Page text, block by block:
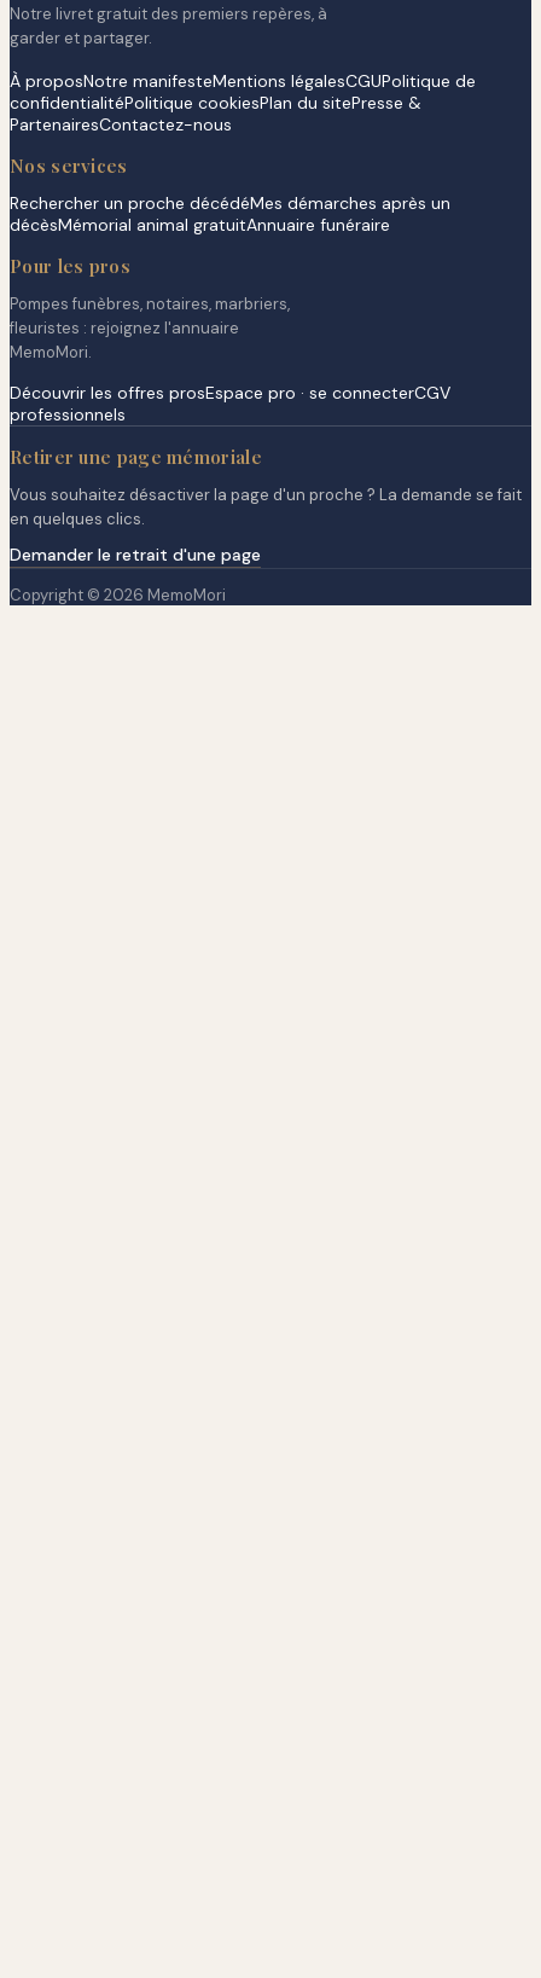
Notre livret gratuit des premiers repères, à
garder et partager.
À proposNotre manifesteMentions légalesCGUPolitique de
confidentialitéPolitique cookiesPlan du sitePresse &
PartenairesContactez-nous
Nos services
Rechercher un proche décédéMes démarches après un
décèsMémorial animal gratuitAnnuaire funéraire
Pour les pros
Pompes funèbres, notaires, marbriers,
fleuristes : rejoignez l'annuaire
MemoMori.
Découvrir les offres prosEspace pro · se connecterCGV
professionnels
Retirer une page mémoriale
Vous souhaitez désactiver la page d'un proche ? La demande se fait
en quelques clics.
Demander le retrait d'une page
Copyright © 2026 MemoMori